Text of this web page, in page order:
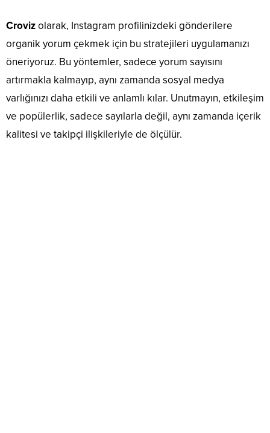
Crovizolarak, Instagram profilinizdeki gönderilere
organik yorum çekmek için bu stratejileri uygulamanızı
öneriyoruz. Bu yöntemler, sadece yorum sayısını
artırmakla kalmayıp, aynı zamanda sosyal medya
varlığınızı daha etkili ve anlamlı kılar. Unutmayın, etkileşim
ve popülerlik, sadece sayılarla değil, aynı zamanda içerik
kalitesi ve takipçi ilişkileriyle de ölçülür.